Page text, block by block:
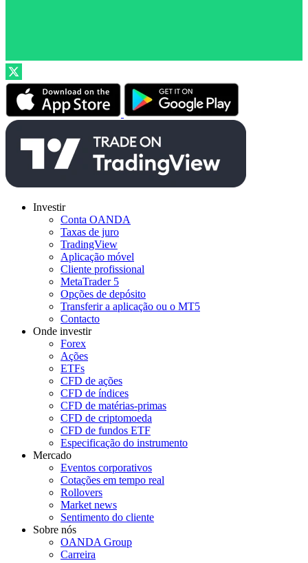
Investir
Conta OANDA
Taxas de juro
TradingView
Aplicação móvel
Cliente profissional
MetaTrader 5
Opções de depósito
Transferir a aplicação ou o MT5
Contacto
Onde investir
Forex
Ações
ETFs
CFD de ações
CFD de índices
CFD de matérias-primas
CFD de criptomoeda
CFD de fundos ETF
Especificação do instrumento
Mercado
Eventos corporativos
Cotações em tempo real
Rollovers
Market news
Sentimento do cliente
Sobre nós
OANDA Group
Carreira